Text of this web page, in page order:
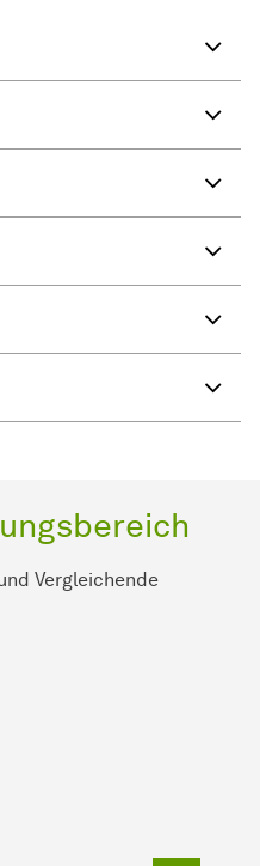
Vergleichende